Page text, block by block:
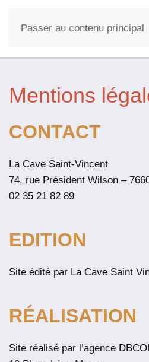
Passer au contenu principal
Mentions
CONTACT
La Cave Saint-Vincent
74, rue Président Wilson –
02 35 21 82 89
EDITION
Site édité par La Cave Saint
RÉALISATION
Site réalisé par l’agence